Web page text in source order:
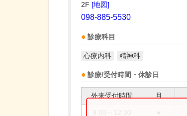
2F [地図]
098-885-5530
診療科目
心療内科 精神科
診療/受付時間・休診日
外来受付時間 月